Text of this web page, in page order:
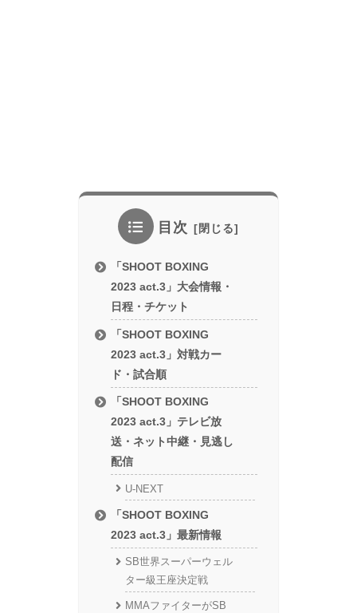
目次
「SHOOT BOXING
2023 act.3」大会情報・
日程・チケット
「SHOOT BOXING
2023 act.3」対戦カー
ド・試合順
「SHOOT BOXING
2023 act.3」テレビ放
送・ネット中継・見逃し
配信
U-NEXT
「SHOOT BOXING
2023 act.3」最新情報
SB世界スーパーウェル
ター級王座決定戦
MMAファイターがSB